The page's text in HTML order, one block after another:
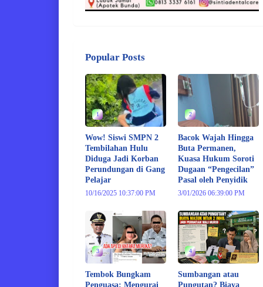
Popular Posts
1
Wow! Siswi SMPN 2
Tembilahan Hulu
Diduga Jadi Korban
Perundungan di Gang
Pelajar
10/16/2025 10:37:00 PM
2
Bacok Wajah Hingga
Buta Permanen,
Kuasa Hukum Soroti
Dugaan “Pengecilan”
Pasal oleh Penyidik
3/01/2026 06:39:00 PM
3
Tembok Bungkam
Penguasa: Mengurai
4
Sumbangan atau
Pungutan? Biaya